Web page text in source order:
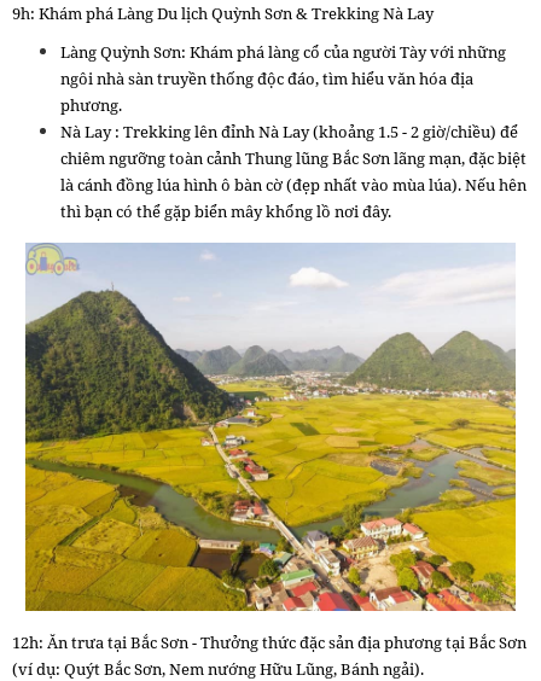
9h: Khám phá Làng Du lịch Quỳnh Sơn & Trekking Nà Lay
Làng Quỳnh Sơn: Khám phá làng cổ của người Tày với những
ngôi nhà sàn truyền thống độc đáo, tìm hiểu văn hóa địa
phương.
Nà Lay : Trekking lên đỉnh Nà Lay (khoảng 1.5 - 2 giờ/chiều) để
chiêm ngưỡng toàn cảnh Thung lũng Bắc Sơn lãng mạn, đặc biệt
là cánh đồng lúa hình ô bàn cờ (đẹp nhất vào mùa lúa). Nếu hên
thì bạn có thể gặp biển mây khổng lồ nơi đây.
12h: Ăn trưa tại Bắc Sơn - Thưởng thức đặc sản địa phương tại Bắc Sơn
(ví dụ: Quýt Bắc Sơn, Nem nướng Hữu Lũng, Bánh ngải).